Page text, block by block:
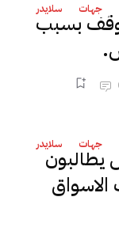
جهات سلايدر
بسبب
جهات سلايدر
يطالبون
الاسواق